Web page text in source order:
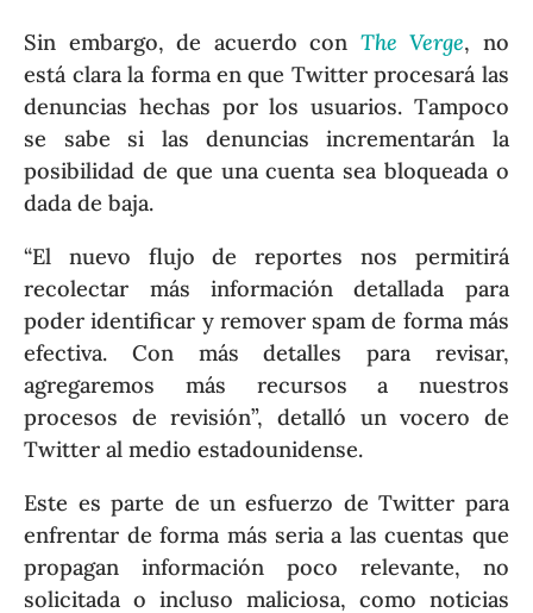
Sin embargo, de acuerdo con The Verge, no
está clara la forma en que Twitter procesará las
denuncias hechas por los usuarios. Tampoco
se sabe si las denuncias incrementarán la
posibilidad de que una cuenta sea bloqueada o
dada de baja.
“El nuevo flujo de reportes nos permitirá
recolectar más información detallada para
poder identificar y remover spam de forma más
efectiva. Con más detalles para revisar,
agregaremos más recursos a nuestros
procesos de revisión”, detalló un vocero de
Twitter al medio estadounidense.
Este es parte de un esfuerzo de Twitter para
enfrentar de forma más seria a las cuentas que
propagan información poco relevante, no
solicitada o incluso maliciosa, como noticias